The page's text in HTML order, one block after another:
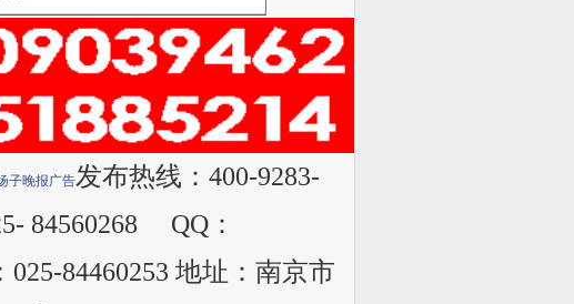
子晚报广告发布热线：400-9283-
84560268 QQ：
84460253 地址：南京市